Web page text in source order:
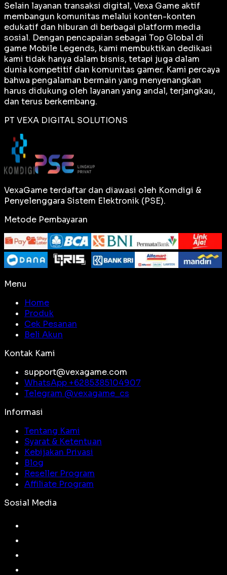
Selain layanan transaksi digital, Vexa Game aktif
membangun komunitas melalui konten-konten
edukatif dan hiburan di berbagai platform media
sosial. Dengan pencapaian sebagai Top Global di
game Mobile Legends, kami membuktikan dedikasi
kami tidak hanya dalam bisnis, tetapi juga dalam
dunia kompetitif dan komunitas gamer. Kami percaya
bahwa pengalaman bermain yang menyenangkan
harus didukung oleh layanan yang andal, terjangkau,
dan terus berkembang.
PT VEXA DIGITAL SOLUTIONS
VexaGame terdaftar dan diawasi oleh Komdigi &
Penyelenggara Sistem Elektronik (PSE).
Metode Pembayaran
Menu
Home
Produk
Cek Pesanan
Beli Akun
Kontak Kami
support@vexagame.com
WhatsApp +6285385104907
Telegram @vexagame_cs
Informasi
Tentang Kami
Syarat & Ketentuan
Kebijakan Privasi
Blog
Reseller Program
Affiliate Program
Sosial Media